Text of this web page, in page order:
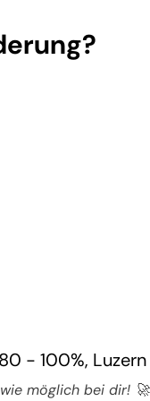
- 100%, Luzern
möglich bei dir! 🚀